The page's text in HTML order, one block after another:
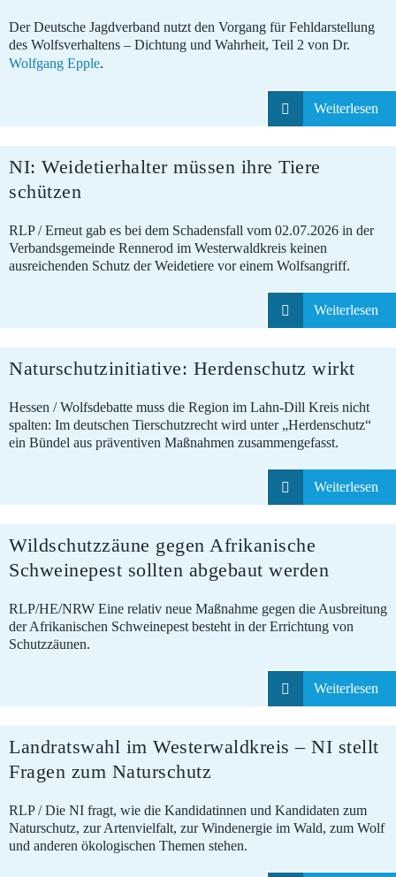
Der Deutsche Jagdverband nutzt den Vorgang für Fehldarstellung
des Wolfsverhaltens – Dichtung und Wahrheit, Teil 2 von Dr.
Wolfgang Epple.
Weiterlesen
29.07.2026
NI: Weidetierhalter müssen ihre Tiere
schützen
RLP / Erneut gab es bei dem Schadensfall vom 02.07.2026 in der
Verbandsgemeinde Rennerod im Westerwaldkreis keinen
ausreichenden Schutz der Weidetiere vor einem Wolfsangriff.
Weiterlesen
28.07.2026
Naturschutzinitiative: Herdenschutz wirkt
Hessen / Wolfsdebatte muss die Region im Lahn-Dill Kreis nicht
spalten: Im deutschen Tierschutzrecht wird unter „Herdenschutz“
ein Bündel aus präventiven Maßnahmen zusammengefasst.
Weiterlesen
28.07.2026
Wildschutzzäune gegen Afrikanische
Schweinepest sollten abgebaut werden
RLP/HE/NRW Eine relativ neue Maßnahme gegen die Ausbreitung
der Afrikanischen Schweinepest besteht in der Errichtung von
Schutzzäunen.
Weiterlesen
23.07.2026
Landratswahl im Westerwaldkreis – NI stellt
Fragen zum Naturschutz
RLP / Die NI fragt, wie die Kandidatinnen und Kandidaten zum
Naturschutz, zur Artenvielfalt, zur Windenergie im Wald, zum Wolf
und anderen ökologischen Themen stehen.